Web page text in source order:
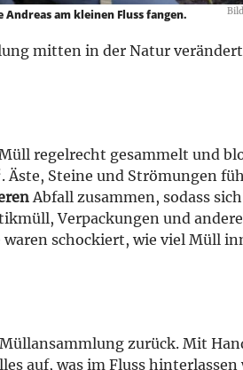
am kleinen Fluss fangen.
mitten in der Natur
regelrecht gesammelt und
Äste, Steine und Strömungen
Abfall zusammen, sodass
Verpackungen und
waren schockiert, wie viel Müll
zurück. Mit
auf, was im Fluss hinterlassen